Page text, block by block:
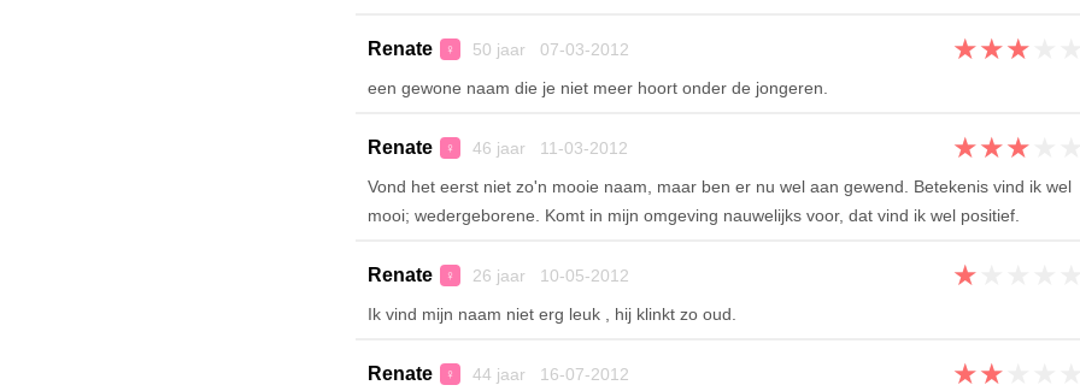
Renate ♀ 50 jaar 07-03-2012 ★★★
een gewone naam die je niet meer hoort onder de jongeren.
Renate ♀ 46 jaar 11-03-2012 ★★★
Vond het eerst niet zo'n mooie naam, maar ben er nu wel aan gewend. Betekenis vind ik wel
mooi; wedergeborene. Komt in mijn omgeving nauwelijks voor, dat vind ik wel positief.
Renate ♀ 26 jaar 10-05-2012 ★
Ik vind mijn naam niet erg leuk , hij klinkt zo oud.
Renate ♀ 44 jaar 16-07-2012 ★★